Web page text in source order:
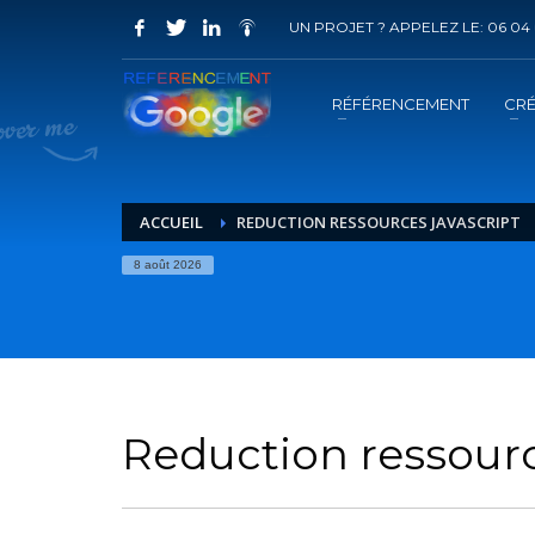
COMMENT ACHETER UN PRESTATION
1 Choisir la prestation
Vous recevrez sous 5 jours ouvrés un mail de
UN PROJET ? APPELEZ LE: 06 04
RÉFÉRENCEMENT
ACCUEIL REDUCTION RESSOURCES JAVASCRIPT
8 août 2026
Reduction